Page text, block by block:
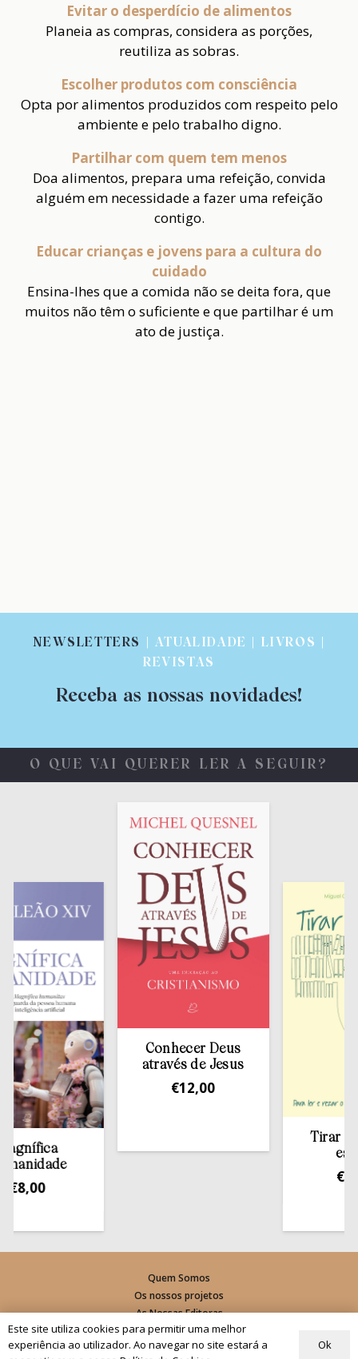
Evitar o desperdício de alimentos
Planeia as compras, considera as porções,
reutiliza as sobras.
Escolher produtos com consciência
Opta por alimentos produzidos com respeito pelo
ambiente e pelo trabalho digno.
Partilhar com quem tem menos
Doa alimentos, prepara uma refeição, convida
alguém em necessidade a fazer uma refeição
contigo.
Educar crianças e jovens para a cultura do
cuidado
Ensina-lhes que a comida não se deita fora, que
muitos não têm o suficiente e que partilhar é um
ato de justiça.
NEWSLETTERS
| ATUALIDADE | LIVROS |
REVISTAS
Receba as nossas novidades!
O QUE VAI QUERER LER A SEGUIR?
Conhecer Deus
através de Jesus
12,00
Tirar a
estante
13,50
Quem Somos
Os nossos projetos
As Nossas Editoras
Atualidade
Este site utiliza cookies para permitir uma melhor
experiência ao utilizador. Ao navegar no site estará a
Ok